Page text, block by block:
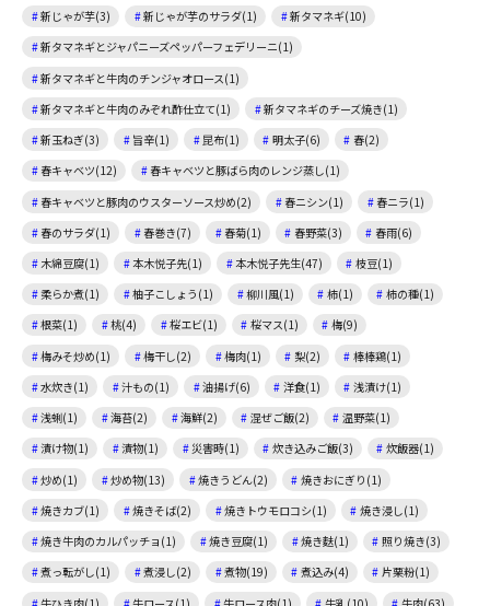
新じゃが芋(3)
新じゃが芋のサラダ(1)
新タマネギ(10)
新タマネギとジャパニーズペッパーフェデリーニ(1)
新タマネギと牛肉のチンジャオロース(1)
新タマネギと牛肉のみぞれ酢仕立て(1)
新タマネギのチーズ焼き(1)
新玉ねぎ(3)
旨辛(1) 昆布(1) 明太子(6)
春(2)
春キャベツ(12)
春キャベツと豚ばら肉のレンジ蒸し(1)
春キャベツと豚肉のウスターソース炒め(2)
春ニシン(1)
春ニラ(1)
春のサラダ(1)
春巻き(7) 春菊(1) 春野菜(3)
春雨(6)
木綿豆腐(1)
本木悦子先(1) 本木悦子先生(47)
枝豆(1)
柔らか煮(1)
柚子こしょう(1) 柳川風(1) 柿(1)
柿の種(1)
根菜(1)
桃(4) 桜エビ(1) 桜マス(1)
梅(9)
梅みそ炒め(1)
梅干し(2) 梅肉(1) 梨(2)
棒棒鶏(1)
水炊き(1)
汁もの(1) 油揚げ(6) 洋食(1)
浅漬け(1)
浅蜊(1)
海苔(2) 海鮮(2) 混ぜご飯(2)
温野菜(1)
漬け物(1)
漬物(1) 災害時(1) 炊き込みご飯(3)
炊飯器(1)
炒め(1)
炒め物(13) 焼きうどん(2)
焼きおにぎり(1)
焼きカブ(1)
焼きそば(2) 焼きトウモロコシ(1)
焼き浸し(1)
焼き牛肉のカルパッチョ(1)
焼き豆腐(1) 焼き麩(1)
照り焼き(3)
煮っ転がし(1)
煮浸し(2) 煮物(19) 煮込み(4)
片栗粉(1)